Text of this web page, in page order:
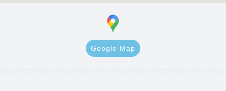
Google Map